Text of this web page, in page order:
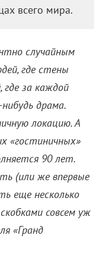
всего мира.
случайным
где стены
за каждой
драма.
локацию. А
«гостиничных»
90 лет.
(или же впервые
еще несколько
совсем уж
«Гранд